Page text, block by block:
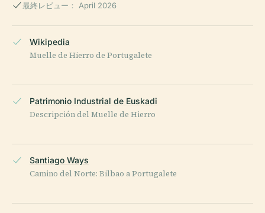
最終レビュー： April 2026
Wikipedia
Muelle de Hierro de Portugalete
Patrimonio Industrial de Euskadi
Descripción del Muelle de Hierro
Santiago Ways
Camino del Norte: Bilbao a Portugalete